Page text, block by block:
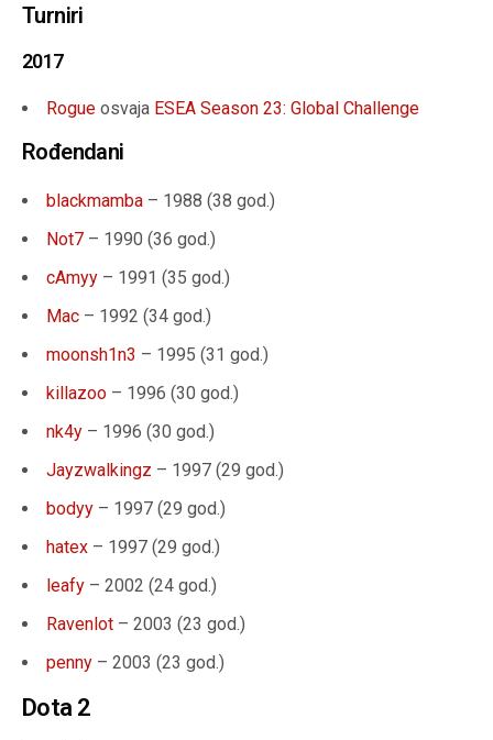
Turniri
2017
Rogue osvaja ESEA Season 23: Global Challenge
Rođendani
blackmamba – 1988 (38 god.)
Not7 – 1990 (36 god.)
cAmyy – 1991 (35 god.)
Mac – 1992 (34 god.)
moonsh1n3 – 1995 (31 god.)
killazoo – 1996 (30 god.)
nk4y – 1996 (30 god.)
Jayzwalkingz – 1997 (29 god.)
bodyy – 1997 (29 god.)
hatex – 1997 (29 god.)
leafy – 2002 (24 god.)
Ravenlot – 2003 (23 god.)
penny – 2003 (23 god.)
Dota 2